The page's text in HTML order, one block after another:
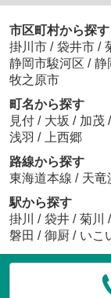
市区町村から探す
掛川市 / 袋井市 /
静岡市駿河区 / 静
牧之原市
町名から探す
見付 / 大坂 / 加茂 /
浅羽 /
上西郷
路線から探す
東海道本線 / 天竜
駅から探す
掛川
/ 袋井 / 菊川 /
磐田 / 御厨 / いこ